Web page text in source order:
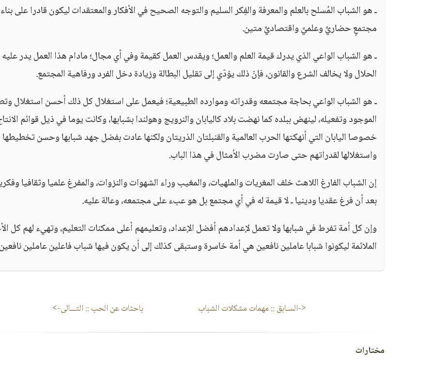
ـ هو الشباب المُسلح بالعلم والمعرفة والفِكر السليم والتوجه الصحيح في الأفكار والمعتقدات ليكون قادرا على بناء
مجتمعٍ حضاريٍّ وعلميٍّ واقتصاديٍّ متين.
ـ هو الشباب الواعي الذي يدرك قيمة العلم والعمل؛ ويقدس العمل كقيمة وفي أي مجال؛ مادام هذا العمل يدر عليه
الحلال ولا يخالف الشرع والقانون، فإنّ ذلك يؤدّي إلى تقليل البطالة وزيادة دخل الفرد ورفاهية المجتمع.
ـ هو الشباب الواعي بحاجة مجتمعه وقدراته وموارده الطبيعية؛ فيعمل على استغلال كل ذلك أحسن استغلال
الموجود وتفعيله، لينهض ببلده كما نهضت بلاد كاليابان والنرويج وهولندا بشبابها، وكانت يوما في ذيل قوائم
خصوصا اليابان التي أنهكتها الحرب العالمية والقنبلتان الذريتان ولكنها عادت بفضل جهد شبابها وحسن تخطيطها
واستغلالها لقدراتهم حتى صارت مضرب الأمثال في هذا الباب.
إن الشباب الفارغ اللاهث خلف المغريات والملهيات، والمغيب وراء الشهوات والنزوات، والمفرغ علميا وثقافيا
بعد أن فرغ عقديا ودينيا ـ لا قيمة له في أي مجتمع بل هو عبء على مجتمعه، وعالة عليه.
وإن كل أمة تفرط في شبابها ولا تعمل لإعدادهم أفضل الإعداد، وتعليمهم أعلى ممكنات التعليم، وتهيء لهم كل
الملائمة ليكونوا شبابا عاملين نافعين هي أمة خاسرة وستبقى كذلك إلى أن يكون فيها شباب فاعلين عاملين
<-السـابق :: مهمات مشكلات الشباب باحثات عن الحب :: التـــالى->
مختارات